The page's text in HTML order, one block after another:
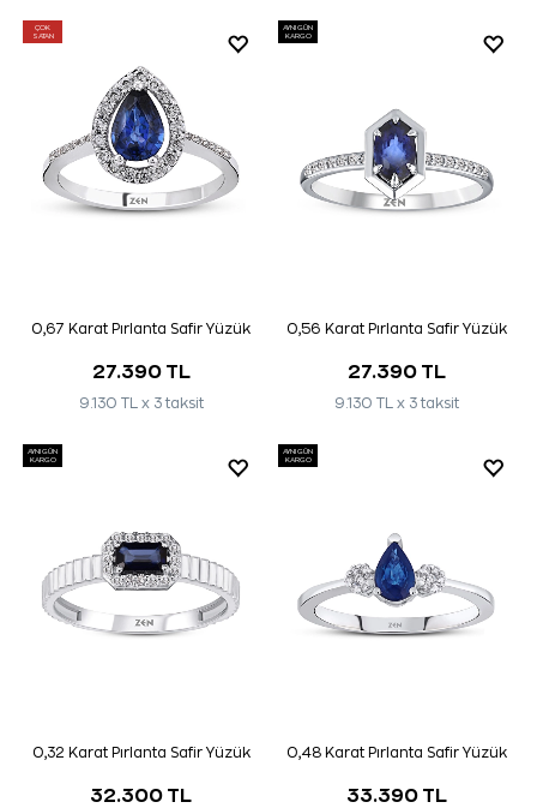
ÇOK
SATAN
0,67 Karat Pırlanta Safir Yüzük
27.390 TL
9.130 TL x 3 taksit
AYNI GÜN
KARGO
0,56 Karat Pırlanta Safir Yüzük
27.390 TL
9.130 TL x 3 taksit
AYNI GÜN
KARGO
0,32 Karat Pırlanta Safir Yüzük
32.300 TL
AYNI GÜN
KARGO
0,48 Karat Pırlanta Safir Yüzük
33.390 TL